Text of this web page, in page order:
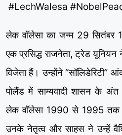
#LechWalesa
लेक वॉलेसा का जन्म 29
एक प्रसिद्ध राजनेता, ट्रेड यूनियन
विजेता हैं। उन्होंने “सॉलिडेरिटी”
पोलैंड में साम्यवादी शासन के अंत
लेक वॉलेसा 1990 से 1995 तक
उनके नेतृत्व और साहस ने उन्हें